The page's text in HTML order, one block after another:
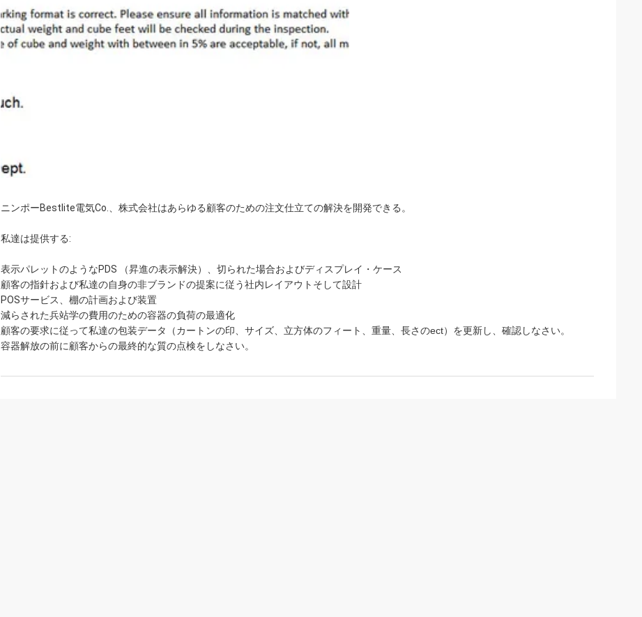
ニンポーBestlite電気Co.、株式会社はあらゆる顧客のための注文仕立ての解決を開発できる。
私達は提供する:
表示パレットのようなPDS （昇進の表示解決）、切られた場合およびディスプレイ・ケース
顧客の指針および私達の自身の非ブランドの提案に従う社内レイアウトそして設計
POSサービス、棚の計画および装置
減らされた兵站学の費用のための容器の負荷の最適化
顧客の要求に従って私達の包装データ（カートンの印、サイズ、立方体のフィート、重量、長さのect）を更新し、確認しなさい。
容器解放の前に顧客からの最終的な質の点検をしなさい。